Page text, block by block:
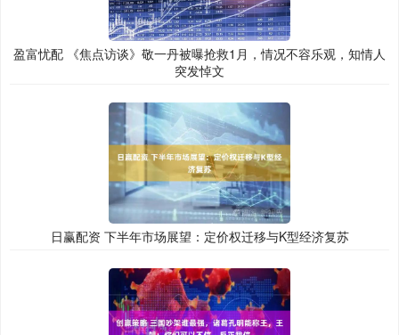
盈富忧配 《焦点访谈》敬一丹被曝抢救1月，情况不容乐观，知情人
突发悼文
日赢配资 下半年市场展望：定价权迁移与K型经济复苏